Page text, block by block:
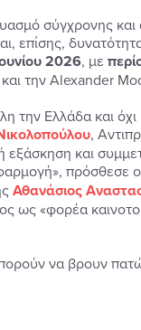
σύγχρονης
επίσης,
2026, με
την Alexander
Ελλάδα και
,
εξάσκηση και
πρόσθεσε ο
Αθανάσιος
ως «φορέα
να βρουν